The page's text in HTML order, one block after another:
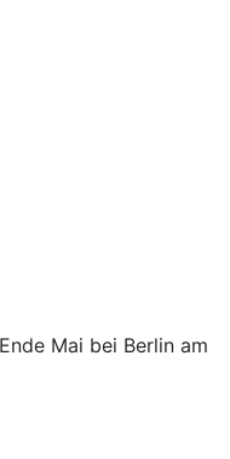
Mai bei Berlin am